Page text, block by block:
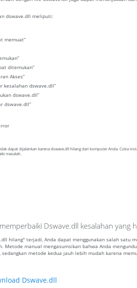
dswave.dll meliputi:
memuat”
ditemukan”
Akses”
kesalahan dswave.dll”
dswave.dll”
dswave.dll”
dapat dijalankan karena dswave.dll hilang dari komputer Anda. Coba
masalah.
Dswave.dll kesalahan yang
hilang" terjadi, Anda dapat menggunakan salah satu
Metode manual mengasumsikan bahwa Anda
metode kedua jauh lebih mudah karena
Dswave.dll